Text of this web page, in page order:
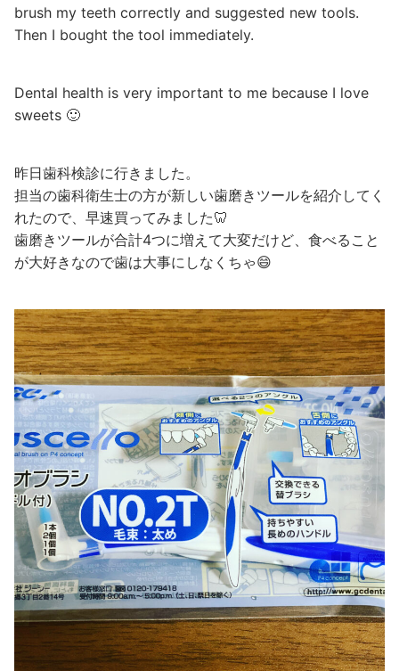
brush my teeth correctly and suggested new tools.
Then I bought the tool immediately.
Dental health is very important to me because I love
sweets 🙂
昨日歯科検診に行きました。
担当の歯科衛生士の方が新しい歯磨きツールを紹介してく
れたので、早速買ってみました🦷
歯磨きツールが合計4つに増えて大変だけど、食べること
が大好きなので歯は大事にしなくちゃ😄